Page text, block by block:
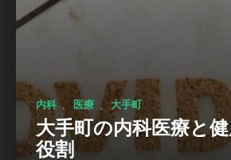
内科 、医療 、 大手町
大手町の内科医療と
役割